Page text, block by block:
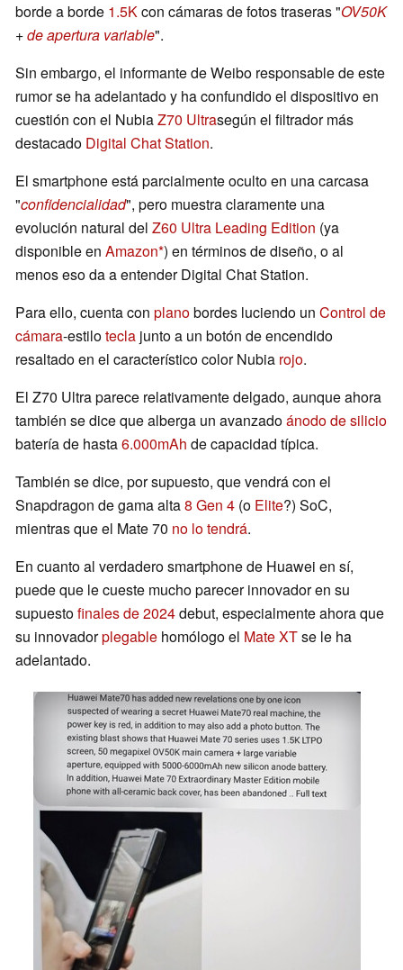
borde a borde 1.5Kcon cámaras de fotos traseras "OV50K
+de apertura variable".
Sin embargo, el informante de Weibo responsable de este
rumor se ha adelantado y ha confundido el dispositivo en
cuestión con el NubiaZ70 Ultrasegún el filtrador más
destacado Digital Chat Station.
El smartphone está parcialmente oculto en una carcasa
"confidencialidad", pero muestra claramente una
evolución natural del Z60 Ultra Leading Edition (ya
disponible en Amazon ) en términos de diseño, o al
menos eso da a entender Digital Chat Station.
Para ello, cuenta con planobordes luciendo un Control de
cámara-estilotecla junto a un botón de encendido
resaltado en el característico color Nubia rojo.
El Z70 Ultra parece relativamente delgado, aunque ahora
también se dice que alberga un avanzadoánodo de silicio
batería de hasta6.000mAh de capacidad típica.
También se dice, por supuesto, que vendrá con el
Snapdragon de gama alta8 Gen 4 (o Elite?) SoC,
mientras que el Mate 70 no lo tendrá.
En cuanto al verdadero smartphone de Huawei en sí,
puede que le cueste mucho parecer innovador en su
supuestofinales de 2024debut, especialmente ahora que
su innovadorplegable homólogo el Mate XTse le ha
adelantado.